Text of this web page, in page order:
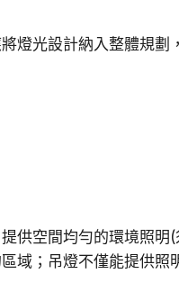
燈光設計納入整體規劃
供空間均勻的環境照明
域；吊燈不僅能提供照